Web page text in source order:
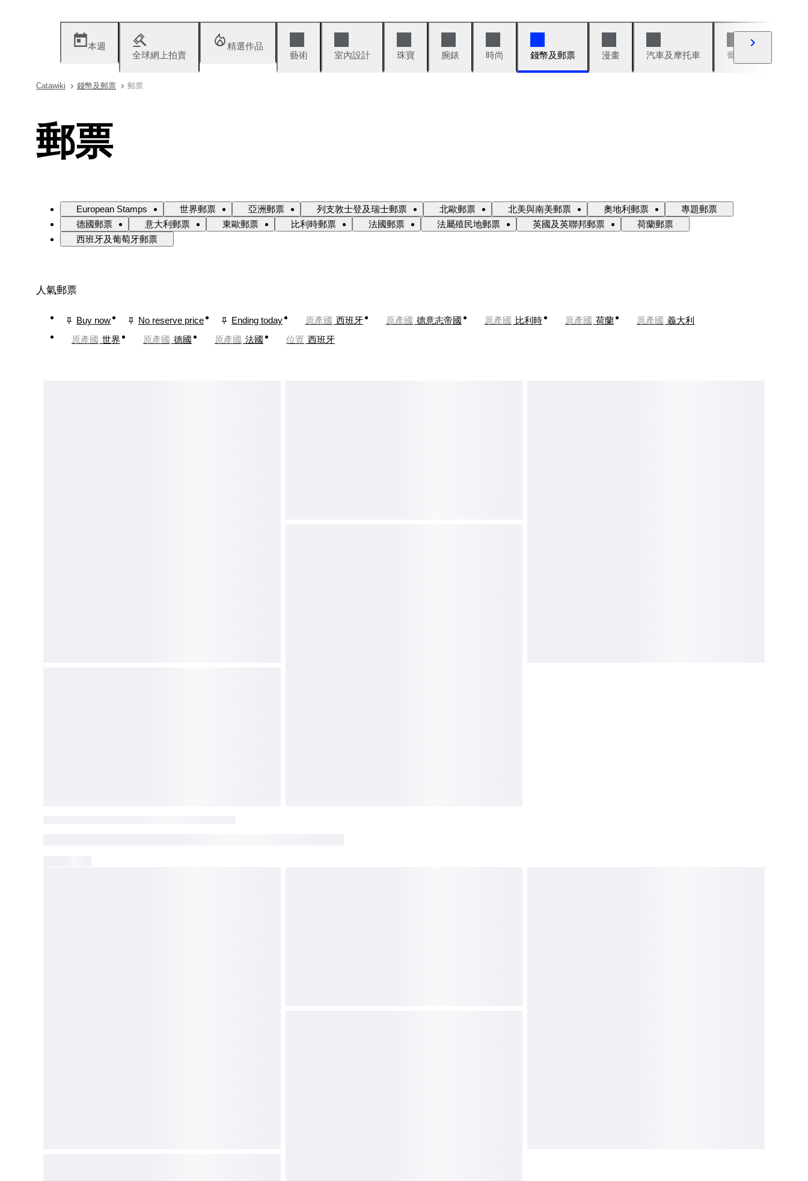
本週
全球網上拍賣
精選作品
藝術
室內設計 珠寶 腕錶 時尚 錢幣及郵票 漫畫 汽車及摩托車 葡萄酒與烈酒
Catawiki 錢幣及郵票 郵票
郵票
European Stamps 世界郵票 亞洲郵票 列支敦士登及瑞士郵票 北歐郵票 北美與南美郵票 奧地利郵票
專題郵票
德國郵票
意大利郵票 東歐郵票 比利時郵票 法國郵票 法屬殖民地郵票 英國及英聯邦郵票
荷蘭郵票
西班牙及葡萄牙郵票
人氣郵票
Buy now No reserve price Ending today 原產國 西班牙 原產國 德意志帝國 原產國 比利時 原產國 荷蘭 原產國 義大利
原產國 世界 原產國 德國 原產國 法國 位置 西班牙